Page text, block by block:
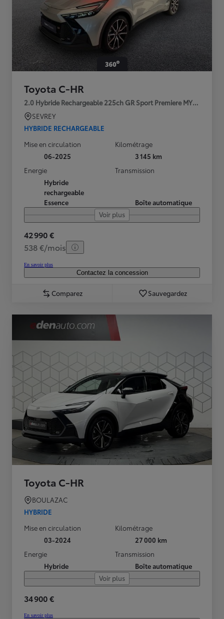
Toyota C-HR
2.0 Hybride Rechargeable 225ch GR Sport Premiere MY25
SEVREY
HYBRIDE RECHARGEABLE
Mise en circulation
06-2025
Kilométrage
3 145 km
Energie
Hybride
rechargeable
Essence
Transmission
Boîte automatique
Voir plus
42 990 €
538 €/mois
En savoir plus
Contactez la concession
Comparez Sauvegardez
Toyota C-HR
BOULAZAC
HYBRIDE
Mise en circulation
03-2024
Kilométrage
27 000 km
Energie
Hybride
Transmission
Boîte automatique
Voir plus
34 900 €
En savoir plus